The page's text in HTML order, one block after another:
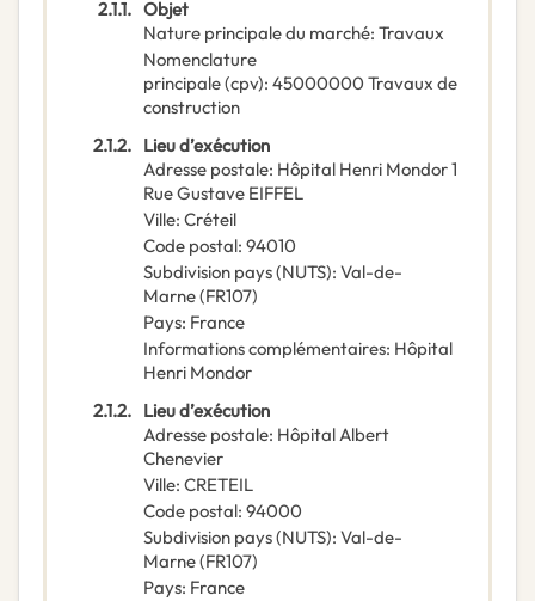
2.1.1. Objet
Nature principale du marché: Travaux
Nomenclature
principale(cpv): 45000000 Travaux de
construction
2.1.2. Lieu d’exécution
Adresse postale: Hôpital Henri Mondor 1
Rue Gustave EIFFEL
Ville: Créteil
Code postal: 94010
Subdivision pays (NUTS): Val-de-
Marne(FR107)
Pays: France
Informations complémentaires: Hôpital
Henri Mondor
2.1.2. Lieu d’exécution
Adresse postale: Hôpital Albert
Chenevier
Ville: CRETEIL
Code postal: 94000
Subdivision pays (NUTS): Val-de-
Marne(FR107)
Pays: France